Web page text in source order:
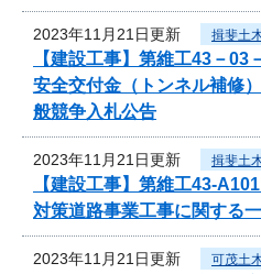
2023年11月21日更新 揖斐土
【建設工事】第維工43－
安全交付金（トンネル補修
般競争入札公告
2023年11月21日更新 揖斐土
【建設工事】第維工43-
対策道路事業工事に関する
2023年11月21日更新 可茂土